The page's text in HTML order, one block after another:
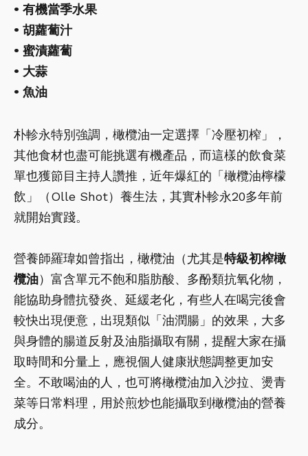
• 有機當季水果
• 胡蘿蔔汁
• 蜜漬蘿蔔
• 大蒜
• 魚油
朴軫永特別強調，橄欖油一定選擇「冷壓初榨」，
其他食材也盡可能挑選有機產品，而這樣的飲食菜
單也獲節目主持人讚推，近年爆紅的「橄欖油檸檬
飲」（Olle Shot）養生法，其實朴軫永20多年前
就開始實踐。
營養師羅瑋如曾指出，橄欖油（尤其是特級初榨橄
欖油）富含單元不飽和脂肪酸、多酚類抗氧化物，
能協助身體抗發炎、延緩老化，有些人在喝完後會
較快出現便意，出現類似「油潤腸」的效果，大多
與身體的腸道反射及油脂攝取有關，提醒大家在攝
取時間和分量上，應視個人健康狀態調整更加安
全。不敢喝油的人，也可將橄欖油加入沙拉、燙青
菜等日常料理，用於煎炒也能攝取到橄欖油的營養
成分。